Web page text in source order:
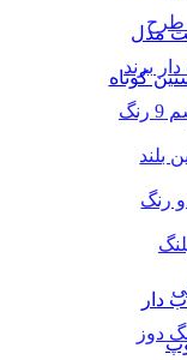
بلند
رنگ
دوز
کوتاه
دار